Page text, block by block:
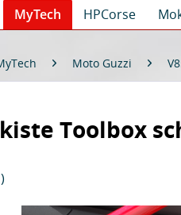
MyTech HPCorse
Moto Guzzi
Toolbox
)